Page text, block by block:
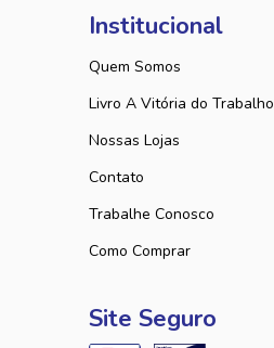
Institucional
Quem Somos
Livro A Vitória do Trabalho
Nossas Lojas
Contato
Trabalhe Conosco
Como Comprar
Site Seguro